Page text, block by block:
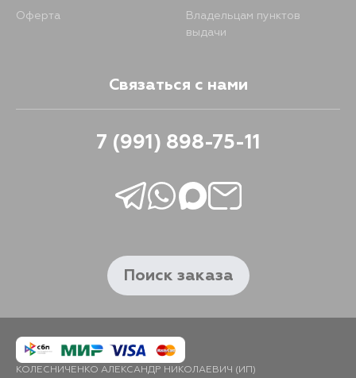
Оферта
Владельцам пунктов
выдачи
Связаться с нами
7 (991) 898-75-11
Поиск заказа
КОЛЕСНИЧЕНКО АЛЕКСАНДР НИКОЛАЕВИЧ (ИП)